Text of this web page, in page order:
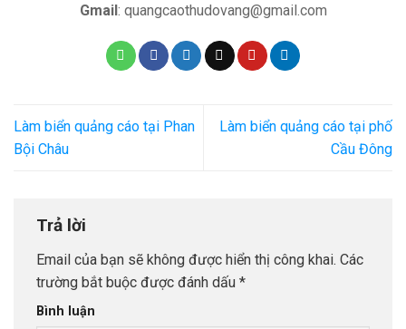
Gmail: quangcaothudovang@gmail.com
Làm biển quảng cáo tại Phan
Bội Châu
Làm biển quảng cáo tại phố
Cầu Đông
Trả lời
Email của bạn sẽ không được hiển thị công khai. Các
trường bắt buộc được đánh dấu *
Bình luận